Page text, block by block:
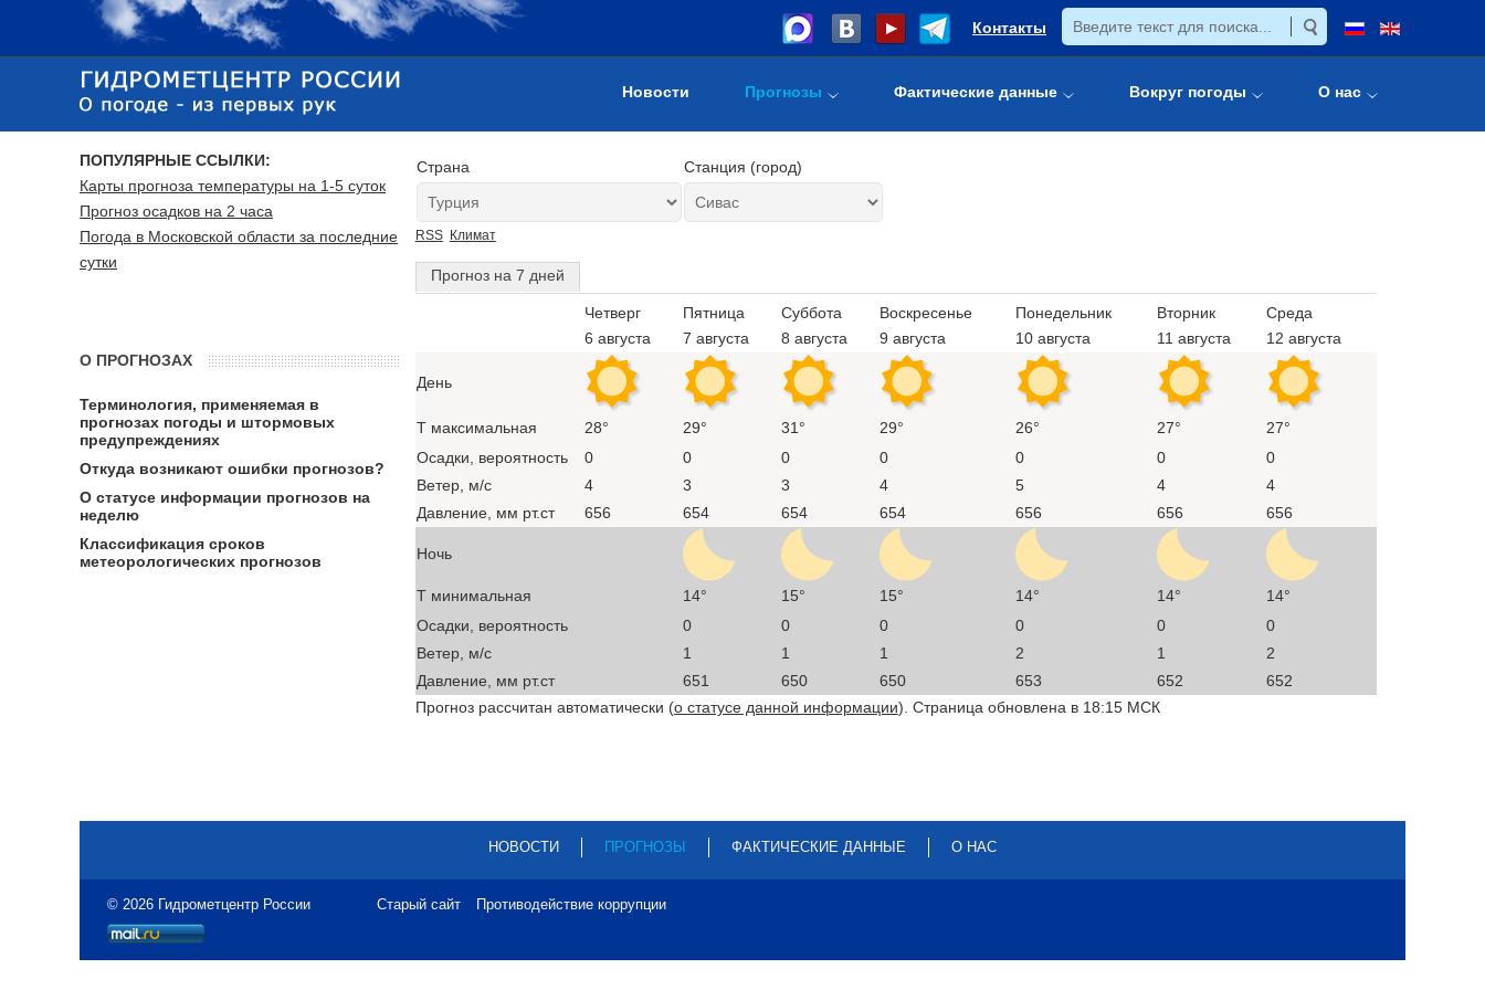
Контакты
Новости Прогнозы Фактические данные Вокруг погоды О нас
Страна Станция (город)
RSS Климат
Прогноз на 7 дней
Четверг
6 августа
Пятница
7 августа
Суббота
8 августа
Воскресенье
9 августа
Понедельник
10 августа
Вторник
11 августа
Среда
12 августа
День
T максимальная 28° 29° 31° 29° 26° 27°
27°
Осадки, вероятность
0 0 0 0 0 0
0
Ветер, м/с
4 3 3 4 5 4
4
Давление, мм рт.ст
656 654 654 654 656 656 656
Ночь
T минимальная 14° 15° 15° 14° 14°
14°
Осадки, вероятность
0 0 0 0 0
0
Ветер, м/с
1 1 1 2 1
2
Давление, мм рт.ст
651 650 650 653 652
652
Прогноз рассчитан автоматически (о статусе данной информации). Страница обновлена в 18:15 МСК
ПОПУЛЯРНЫЕ ССЫЛКИ:
Карты прогноза температуры на 1-5 суток
Прогноз осадков на 2 часа
Погода в Московской области за последние
сутки
О ПРОГНОЗАХ
Терминология, применяемая в
прогнозах погоды и штормовых
предупреждениях
Откуда возникают ошибки прогнозов?
О статусе информации прогнозов на
неделю
Классификация сроков
метеорологических прогнозов
НОВОСТИ ПРОГНОЗЫ ФАКТИЧЕСКИЕ ДАННЫЕ О НАС
© 2026 Гидрометцентр России Старый сайт Противодействие коррупции